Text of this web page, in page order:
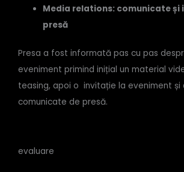
Media relations: comunicate și
presă
Presa a fost informată pas cu pas
eveniment primind inițial un material
teasing, apoi o invitație la eveniment și
comunicate de presă.
evaluare